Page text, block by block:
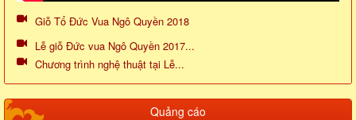
Giỗ Tổ Đức Vua Ngô Quyền 2018
Lễ giỗ Đức vua Ngô Quyền 2017...
Chương trình nghệ thuật tại Lễ...
Quảng cáo